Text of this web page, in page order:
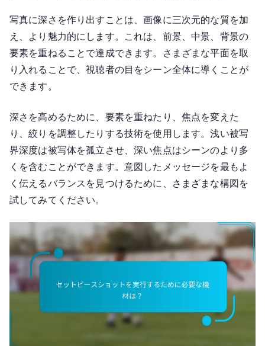
写真に深さを作り出すことは、画像に三次元的な質を加
え、より魅力的にします。これは、前景、中景、背景の
要素を重ねることで達成できます。さまざまな平面を取
り入れることで、視聴者の目をシーン全体に導くことが
できます。
深さを高めるために、要素を重ねたり、焦点を変えた
り、絞りを調整したりする技術を使用します。浅い被写
界深度は被写体を孤立させ、深い焦点はシーンのより多
くを含むことができます。意図したメッセージを最もよ
く伝えるバランスを見つけるために、さまざまな構図を
試してみてください。